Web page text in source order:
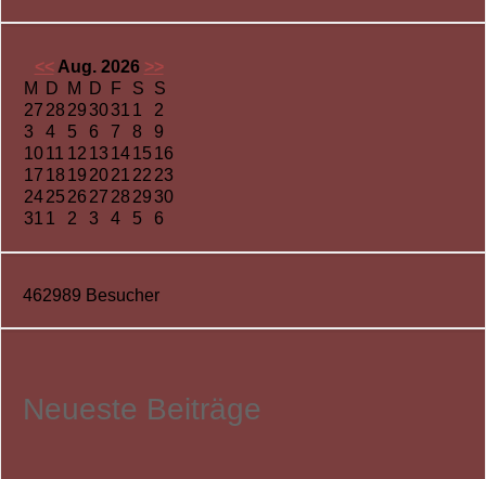
<<Aug. 2026 >>
M
D M D F S
S
27 28 293031 1
2
3
4 5 6 7 8
9
1011 12 13 1415 16
17 18 19 2021 22 23
2425 26 27 28 2930
31 1 2 3 4 5 6
462989 Besucher
Neueste Beiträge